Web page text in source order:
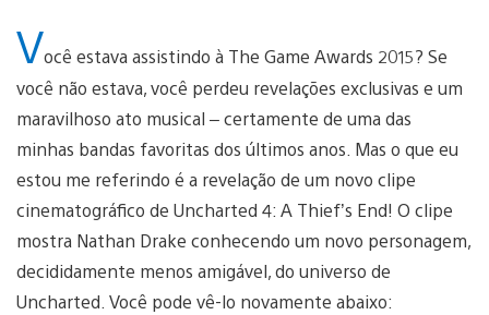
Você estava assistindo à The Game Awards 2015? Se
você não estava, você perdeu revelações exclusivas e um
maravilhoso ato musical – certamente de uma das
minhas bandas favoritas dos últimos anos. Mas o que eu
estou me referindo é a revelação de um novo clipe
cinematográfico de Uncharted 4: A Thief’s End! O clipe
mostra Nathan Drake conhecendo um novo personagem,
decididamente menos amigável, do universo de
Uncharted. Você pode vê-lo novamente abaixo: